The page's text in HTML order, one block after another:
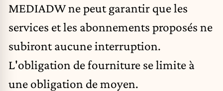
MEDIADW ne peut garantir que les
services et les abonnements proposés ne
subiront aucune interruption.
L'obligation de fourniture se limite à
une obligation de moyen.